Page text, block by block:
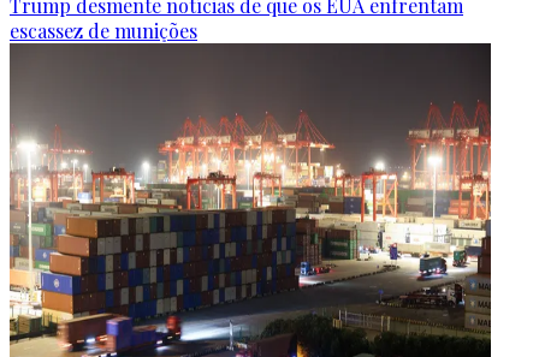
Trump desmente notícias de que os EUA enfrentam
escassez de munições